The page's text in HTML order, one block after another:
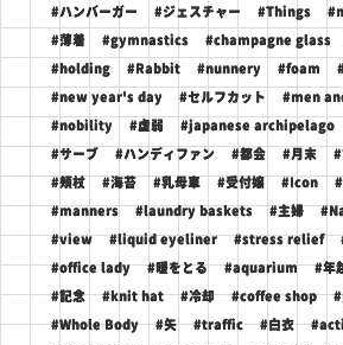
#ハンバーガー #ジェスチャー #Things
#薄着 #gymnastics #champagne glass
#holding #Rabbit #nunnery #foam
#new year's day #セルフカット #men
#nobility #虚弱 #japanese archipelago
#サーブ #ハンディファン #都会 #月末 #
#頬杖 #海苔 #乳母車 #受付嬢 #Icon
#manners #laundry baskets #主婦
#view #liquid eyeliner #stress relief
#office lady #暖をとる #aquarium #年
#記念 #knit hat #冷却 #coffee shop
#Whole Body #矢 #traffic #白衣